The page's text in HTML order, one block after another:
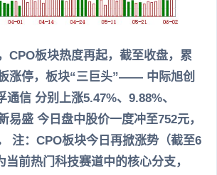
CPO板块热度再起，截至收盘，累
涨停，板块“三巨头”—— 中际旭创
信 分别上涨5.47%、9.88%、
易盛 今日盘中股价一度冲至752元，
注：CPO板块今日再掀涨势（截至6
当前热门科技赛道中的核心分支，